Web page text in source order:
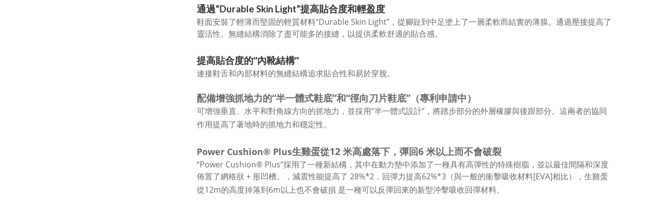
通過“Durable Skin Light”提高貼合度和輕盈度
鞋面安裝了輕薄而堅固的輕質材料“Durable Skin Light”，從腳趾到中足塗上了一層柔軟而結實的薄膜。通過壓接提高了
靈活性。無縫結構消除了盡可能多的接縫，以提供柔軟舒適的貼合感。
提高貼合度的“內靴結構”
連接鞋舌和內部材料的無縫結構追求貼合性和易於穿脫。
配備增強抓地力的“半一體式鞋底”和“徑向刀片鞋底”（專利申請中）
可增強垂直、水平和對角線方向的抓地力，並採用“半一體式設計”，將踏步部分的外層橡膠與後跟部分。這兩者的協同
作用提高了著地時的抓地力和穩定性。
Power Cushion® Plus生雞蛋從12 米高處落下，彈回6 米以上而不會破裂
“Power Cushion® Plus”採用了一種新結構，其中在動力墊中添加了一種具有高彈性的特殊樹脂，並以最佳間隔和深度
佈置了網格狀 + 形凹槽。，減震性能提高了 28%*2，回彈力提高62%*3（與一般的衝擊吸收材料[EVA]相比），生雞蛋
從12m的高度掉落到6m以上也不會破損 是一種可以反彈回來的新型沖擊吸收回彈材料。